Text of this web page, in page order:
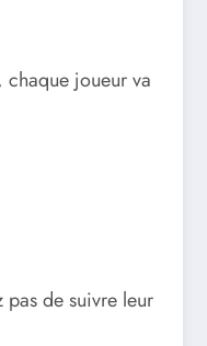
chaque joueur va
de suivre leur